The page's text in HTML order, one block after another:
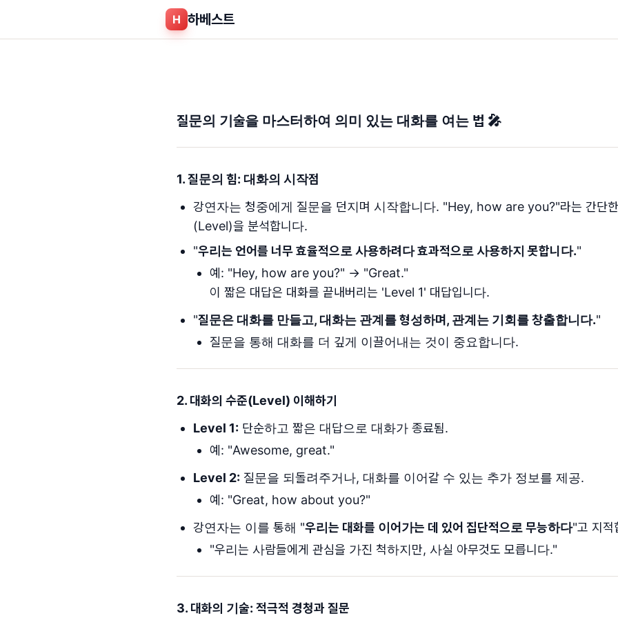
H 하베스트
질문의 기술을 마스터하여 의미 있는 대화를 여는 법 🎤
1. 질문의 힘: 대화의 시작점
강연자는 청중에게 질문을 던지며 시작합니다. "Hey, how are you?"라는 간단한
(Level)을 분석합니다.
"우리는 언어를 너무 효율적으로 사용하려다 효과적으로 사용하지 못합니다."
예: "Hey, how are you?" → "Great."
이 짧은 대답은 대화를 끝내버리는 'Level 1' 대답입니다.
"질문은 대화를 만들고, 대화는 관계를 형성하며, 관계는 기회를 창출합니다."
질문을 통해 대화를 더 깊게 이끌어내는 것이 중요합니다.
2. 대화의 수준(Level) 이해하기
Level 1: 단순하고 짧은 대답으로 대화가 종료됨.
예: "Awesome, great."
Level 2: 질문을 되돌려주거나, 대화를 이어갈 수 있는 추가 정보를 제공.
예: "Great, how about you?"
강연자는 이를 통해 "우리는 대화를 이어가는 데 있어 집단적으로 무능하다"고 지적
"우리는 사람들에게 관심을 가진 척하지만, 사실 아무것도 모릅니다."
3. 대화의 기술: 적극적 경청과 질문